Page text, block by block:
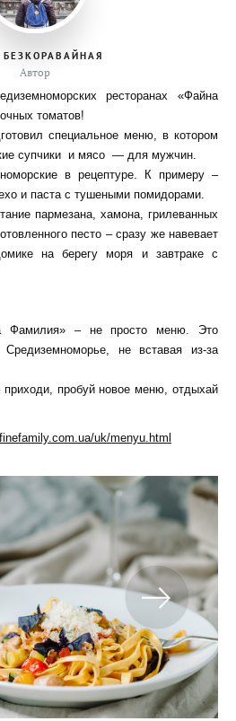
Автор
ресторанах «Файна
томатов!
специальное меню, в котором
супчики и мясо — для мужчин.
в рецептуре. К примеру –
и паста с тушеными помидорами.
пармезана, хамона, грилеванных
песто – сразу же навевает
на берегу моря и завтраке с
Фамилия» – не просто меню. Это
не вставая из-за
пробуй новое меню, отдыхай
uk/menyu.html